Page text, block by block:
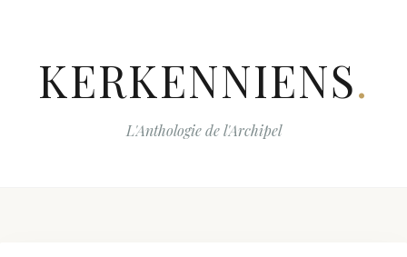
KERKENNIENS.
L'Anthologie de l'Archipel